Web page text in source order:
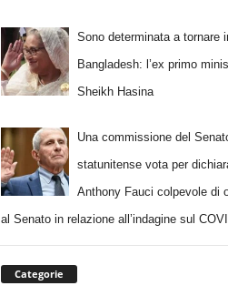
Sono determinata a tornare
Bangladesh: l’ex primo
Sheikh Hasina
Una commissione del
statunitense vota per
Anthony Fauci colpevole di
al Senato in relazione all’indagine sul
Categorie